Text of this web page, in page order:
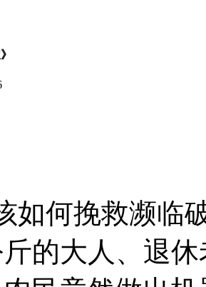
如何挽救濒临
的大人、退